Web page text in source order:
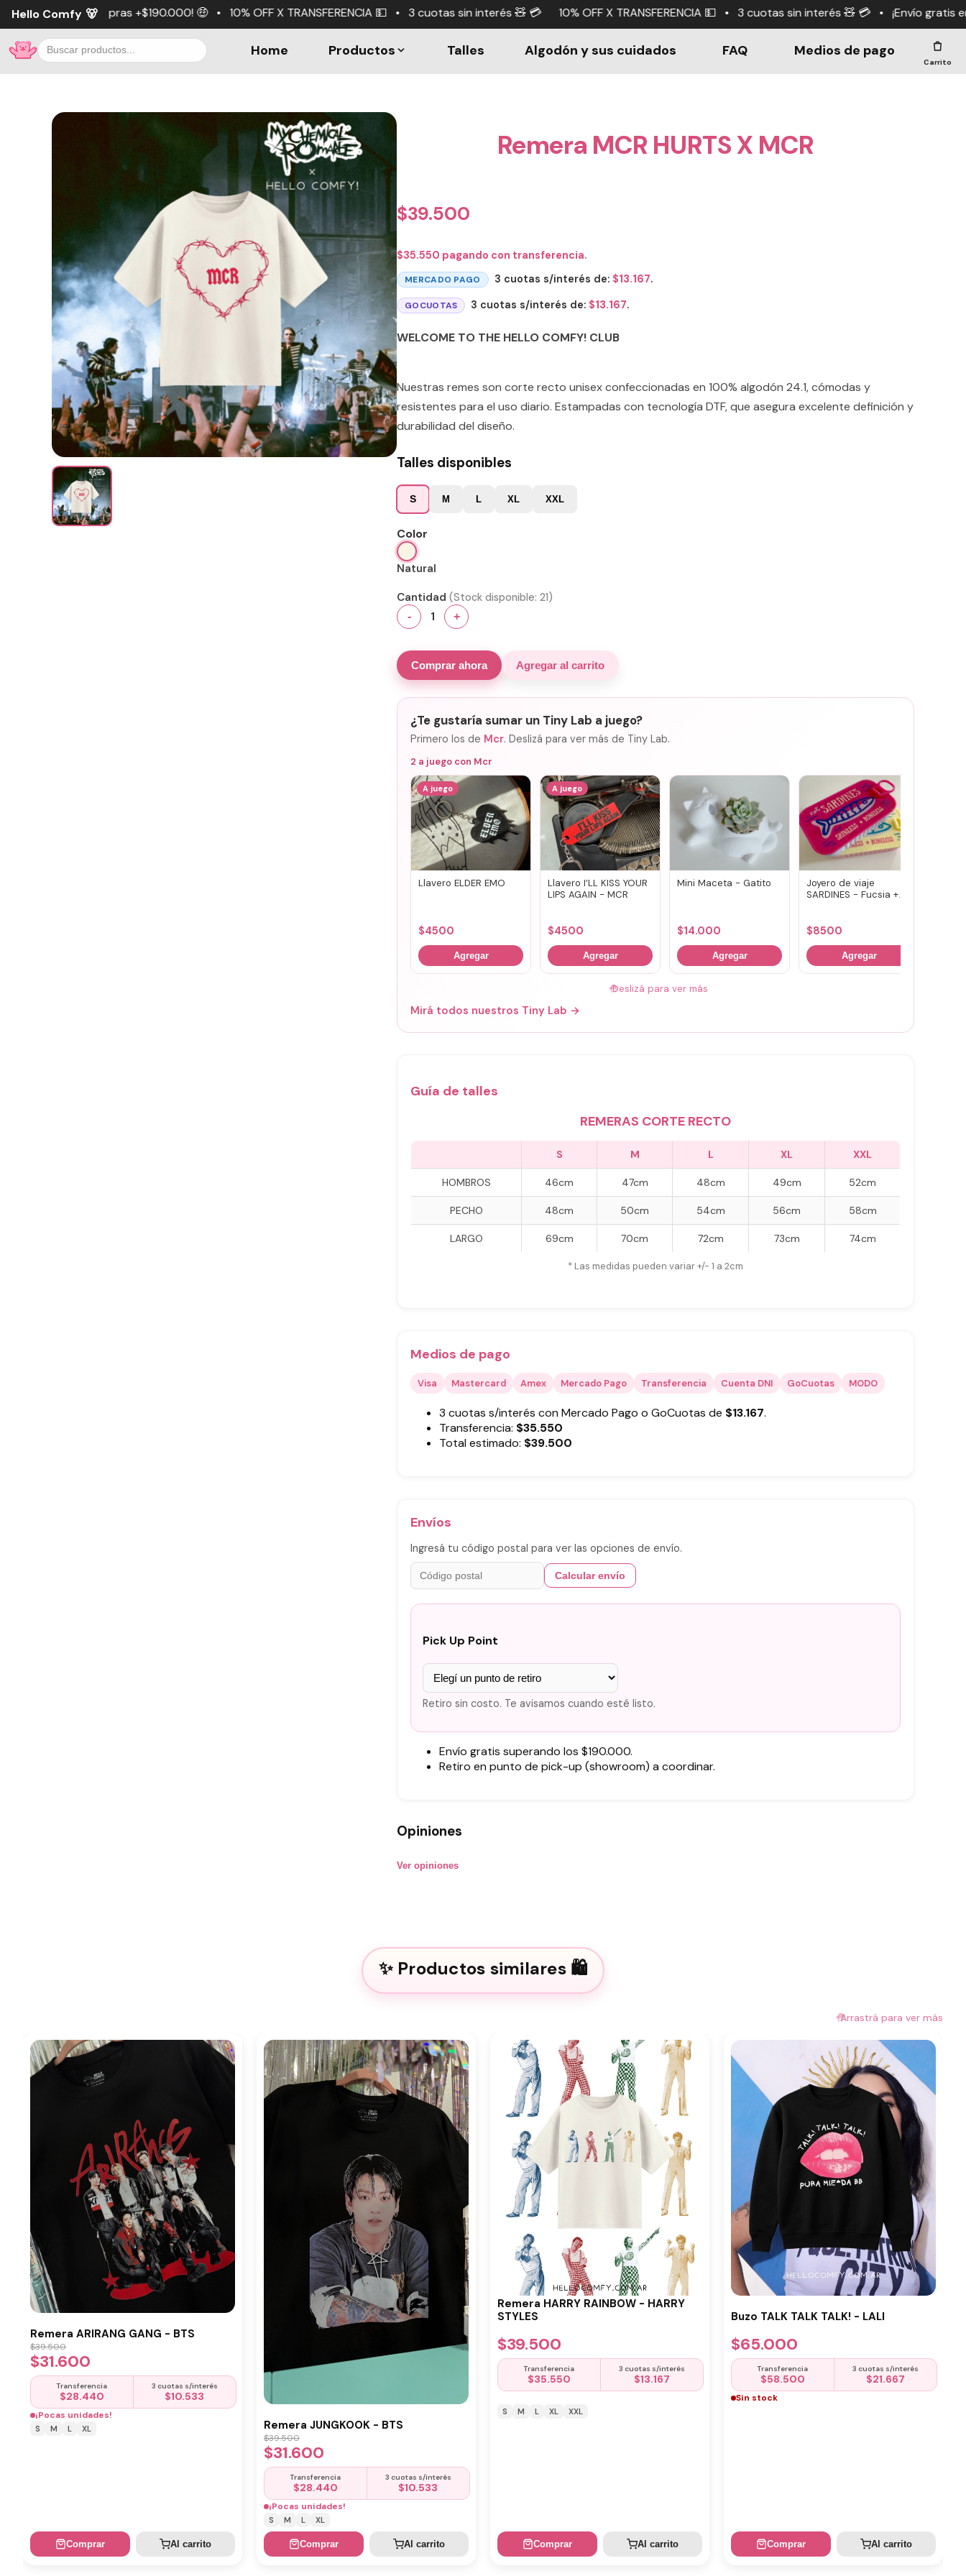
Hello Comfy 🐻
+$190.000! 🤑 • 10% OFF X TRANSFERENCIA 💵 • 3 cuotas sin interés 🧸 💳 10% OFF X TRANSFERENCIA 💵 • 3 cuotas sin interés 🧸 💳 • ¡Envío gratis en compras
Home Productos Talles Algodón y sus cuidados FAQ Medios de pago
Carrito
Remera MCR HURTS X MCR
$39.500
$35.550 pagando con transferencia.
MERCADO PAGO 3 cuotas s/interés de: $13.167.
GOCUOTAS 3 cuotas s/interés de: $13.167.
WELCOME TO THE HELLO COMFY! CLUB
Nuestras remes son corte recto unisex confeccionadas en 100% algodón 24.1, cómodas y
resistentes para el uso diario. Estampadas con tecnología DTF, que asegura excelente definición y
durabilidad del diseño.
Talles disponibles
S M L XL XXL
Color
Natural
Cantidad (Stock disponible: 21)
- 1 +
Comprar ahora Agregar al carrito
¿Te gustaría sumar un Tiny Lab a juego?
Primero los de Mcr. Deslizá para ver más de Tiny Lab.
2 a juego con Mcr
A juego
Llavero ELDER EMO
$4500
Agregar
A juego
Llavero I’LL KISS YOUR
LIPS AGAIN - MCR
$4500
Agregar
Mini Maceta - Gatito
$14.000
Agregar
Joyero de viaje
SARDINES - Fucsia +
$8500
Agregar
🤚Deslizá para ver más
Mirá todos nuestros Tiny Lab →
Guía de talles
REMERAS CORTE RECTO
S M L XL XXL
HOMBROS 46cm 47cm 48cm 49cm 52cm
PECHO 48cm 50cm 54cm 56cm 58cm
LARGO 69cm 70cm 72cm 73cm 74cm
* Las medidas pueden variar +/- 1 a 2cm
Medios de pago
Visa Mastercard Amex Mercado Pago Transferencia Cuenta DNI GoCuotas MODO
3 cuotas s/interés con Mercado Pago o GoCuotas de $13.167.
Transferencia: $35.550
Total estimado: $39.500
Envíos
Ingresá tu código postal para ver las opciones de envío.
Calcular envío
Pick Up Point
Retiro sin costo. Te avisamos cuando esté listo.
Envío gratis superando los $190.000.
Retiro en punto de pick-up (showroom) a coordinar.
Opiniones
Ver opiniones
Productos similares
🤚Arrastrá para ver más
Remera ARIRANG GANG - BTS
$39.500
$31.600
Transferencia
$28.440
3 cuotas s/interés
$10.533
¡Pocas unidades!
S M L XL
Comprar Al carrito
Remera JUNGKOOK - BTS
$39.500
$31.600
Transferencia
$28.440
3 cuotas s/interés
$10.533
¡Pocas unidades!
S M L XL
Comprar Al carrito
Remera HARRY RAINBOW - HARRY
STYLES
$39.500
Transferencia
$35.550
3 cuotas s/interés
$13.167
S M L XL XXL
Comprar Al carrito
Buzo TALK TALK TALK! - LALI
$65.000
Transferencia
$58.500
3 cuotas s/interés
$21.667
Sin stock
Comprar Al carrito